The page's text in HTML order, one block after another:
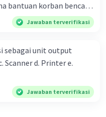
bantuan korban bencana
kebencanaan
d. masyarakat
bahwa masyarakat
Jawaban terverifikasi
sebagai unit output
Scanner d. Printer e.
Jawaban terverifikasi